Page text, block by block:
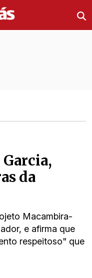
da
Macambira-
e afirma que
respeitoso" que